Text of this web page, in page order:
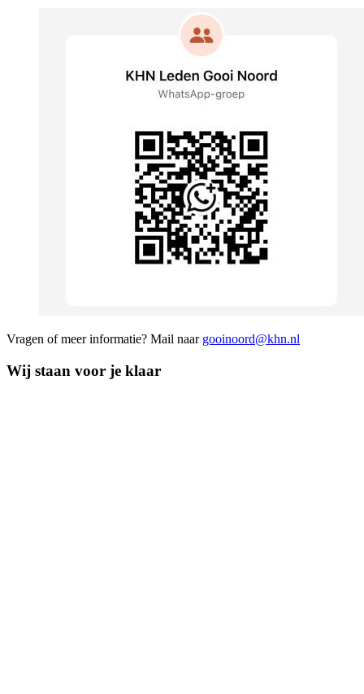
Vragen of meer informatie? Mail naar gooinoord@khn.nl
Wij staan voor je klaar